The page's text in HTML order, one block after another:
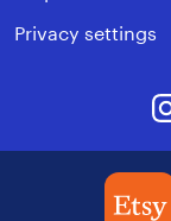
Privacy settings